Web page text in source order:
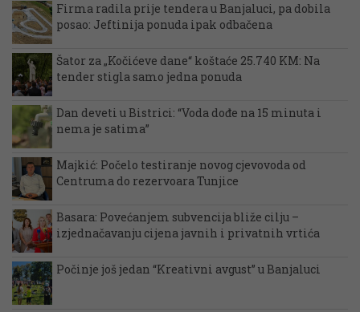
Firma radila prije tendera u Banjaluci, pa dobila
posao: Jeftinija ponuda ipak odbačena
Šator za „Kočićeve dane“ koštaće 25.740 KM: Na
tender stigla samo jedna ponuda
Dan deveti u Bistrici: “Voda dođe na 15 minuta i
nema je satima”
Majkić: Počelo testiranje novog cjevovoda od
Centruma do rezervoara Tunjice
Basara: Povećanjem subvencija bliže cilju –
izjednačavanju cijena javnih i privatnih vrtića
Počinje još jedan “Kreativni avgust” u Banjaluci